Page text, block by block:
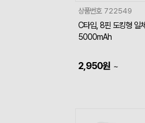
상품번호 722549
C타입, 8핀 도킹형 일
5000mAh
2,950원 ~